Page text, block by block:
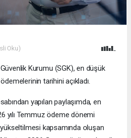
Oku)
Kurumu (SGK), en düşük
tarihini açıkladı.
yapılan paylaşımda, en
yılı Temmuz ödeme dönemi
kapsamında oluşan